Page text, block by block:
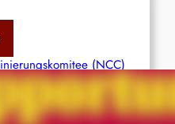
(NCC)
Partei Indiens
Postmoderner